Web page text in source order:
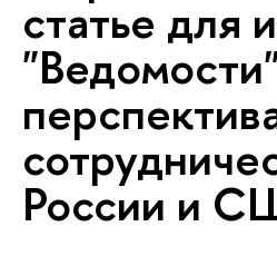
статье для
России и